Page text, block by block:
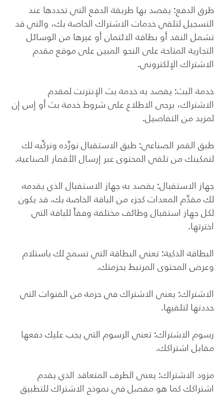
طرق الدفع: يقصد بها طريقة الدفع التي تحددها عند
التسجيل لتلقي خدمات الاشتراك الخاصة بك، والتي قد
تشمل النقد أو بطاقة الائتمان أو غيرها من الوسائل
التجارية المتاحة على النحو المبين على موقع مقدم
الاشتراك الإلكتروني.
خدمة البث: يقصد به خدمة بث الإنترنت لمقدم
الاشتراك، يرجى الاطلاع على شروط خدمة بث أو إس إن
لمزيد من التفاصيل.
طبق القمر الصناعي: طبق الاستقبال نورِّده ونركِّبه لك
لتمكينك من تلقي المحتوى عبر إرسال الأقمار الصناعية.
جهاز الاستقبال: يقصد به جهاز الاستقبال الذي يقدمه
لك مقدِّم المعدات كجزء من الباقة الخاصة بك. قد يكون
لكل جهاز استقبال وظائف مختلفة وفقاً للباقة التي
اخترتها.
البطاقة الذكية: تعني البطاقة التي تسمح لك باستلام
وعرض المحتوى المرتبط بحزمتك.
الاشتراك: يعني الاشتراك في حزمة من القنوات التي
حددتها لتلقيها.
رسوم الاشتراك: تعني الرسوم التي يجب عليك دفعها
مقابل اشتراكك.
مزود الاشتراك: يعني الطرف المتعاقد الذي يقدم
اشتراكك كما هو مفصل في نموذج الاشتراك للتطبيق